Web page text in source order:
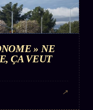
» NE
ÇA VEUT
↗